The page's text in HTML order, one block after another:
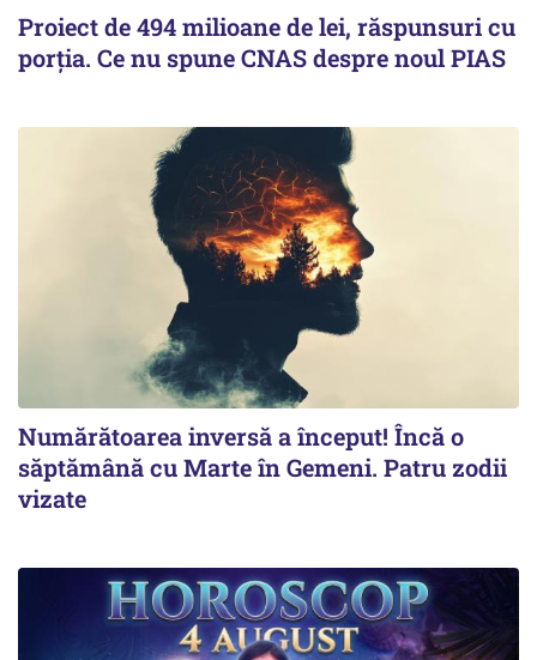
Proiect de 494 milioane de lei, răspunsuri cu
porția. Ce nu spune CNAS despre noul PIAS
Numărătoarea inversă a început! Încă o
săptămână cu Marte în Gemeni. Patru zodii
vizate